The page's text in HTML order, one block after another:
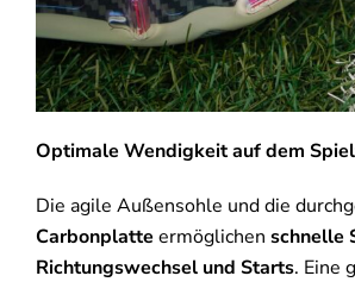
Optimale Wendigkeit auf dem
Die agile Außensohle und die
Carbonplatte ermöglichen schnelle
Richtungswechsel und Starts. Eine